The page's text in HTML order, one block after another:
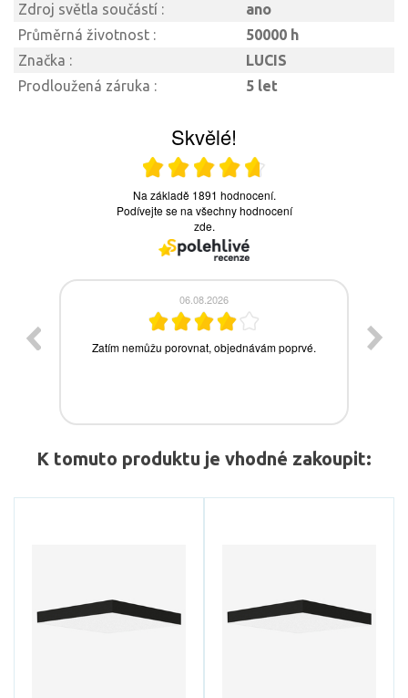
Zdroj světla součástí :
ano
Průměrná životnost :
50000 h
Značka :
LUCIS
Prodloužená záruka :
5 let
K tomuto produktu je vhodné zakoupit: